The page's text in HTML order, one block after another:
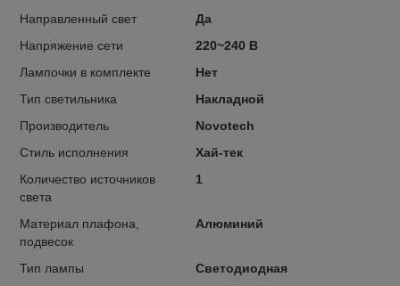
Направленный свет
Да
Напряжение сети
220~240 В
Лампочки в комплекте
Нет
Тип светильника
Накладной
Производитель
Novotech
Стиль исполнения
Хай-тек
Количество источников
света
1
Материал плафона,
подвесок
Алюминий
Тип лампы
Светодиодная